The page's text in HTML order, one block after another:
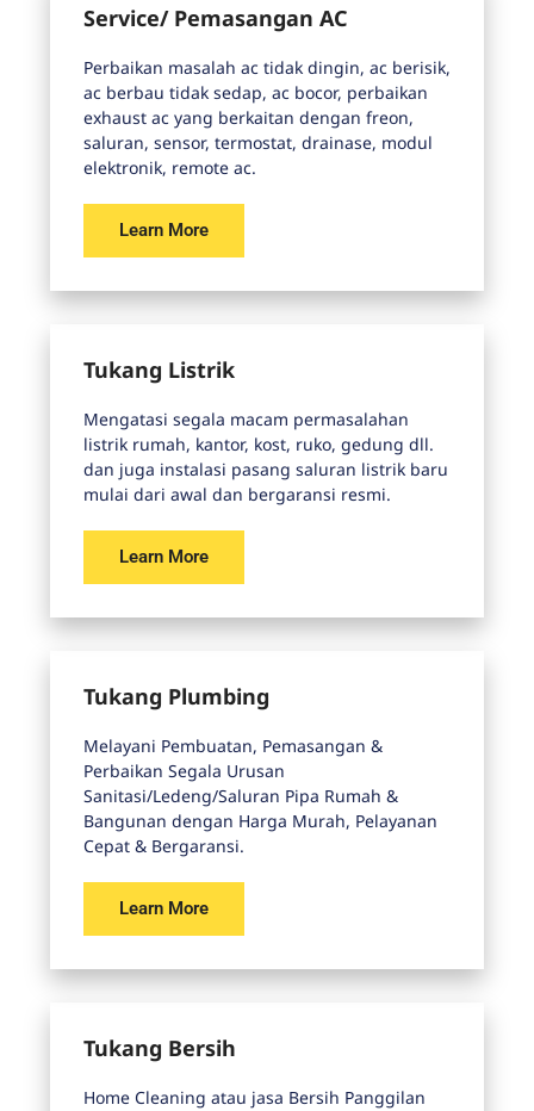
Service/ Pemasangan AC
Perbaikan masalah ac tidak dingin, ac berisik,
ac berbau tidak sedap, ac bocor, perbaikan
exhaust ac yang berkaitan dengan freon,
saluran, sensor, termostat, drainase, modul
elektronik, remote ac.
Learn More
Tukang Listrik
Mengatasi segala macam permasalahan
listrik rumah, kantor, kost, ruko, gedung dll.
dan juga instalasi pasang saluran listrik baru
mulai dari awal dan bergaransi resmi.
Learn More
Tukang Plumbing
Melayani Pembuatan, Pemasangan &
Perbaikan Segala Urusan
Sanitasi/Ledeng/Saluran Pipa Rumah &
Bangunan dengan Harga Murah, Pelayanan
Cepat & Bergaransi.
Learn More
Tukang Bersih
Home Cleaning atau jasa Bersih Panggilan